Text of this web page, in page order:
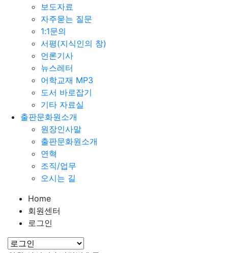
보도자료
자주묻는 질문
1:1문의
서평(지식인의 창)
언론기사
뉴스레터
어학교재 MP3
도서 바로잡기
기타 자료실
출판문화원소개
원장인사말
출판문화원소개
연혁
조직/업무
오시는 길
Home
회원센터
로그인